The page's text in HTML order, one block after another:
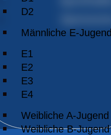
D2
Männliche E-Jugend
E1
E2
E3
E4
Weibliche A-Jugend
Weibliche B-Jugend